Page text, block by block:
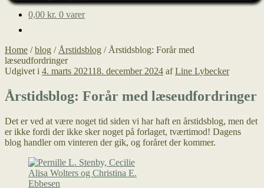
0,00 kr. 0 varer
Home /blog / Årstidsblog / Årstidsblog: Forår med
læseudfordringer
Udgivet i 4. marts 202118. december 2024 afLine Lybecker
Årstidsblog: Forår med læseudfordringer
Det er ved at være noget tid siden vi har haft en årstidsblog, men det
er ikke fordi der ikke sker noget på forlaget, tværtimod! Dagens
blog handler om vinteren der gik, og foråret der kommer.